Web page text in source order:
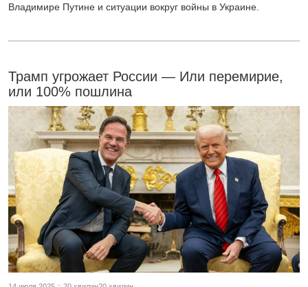
Владимире Путине и ситуации вокруг войны в Украине.
Трамп угрожает России — Или перемирие,
или 100% пошлина